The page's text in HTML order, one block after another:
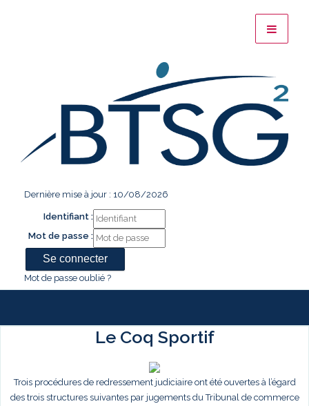
Dernière mise à jour : 10/08/2026
Identifiant :
Mot de passe :
Mot de passe oublié ?
Le Coq Sportif
Trois procédures de redressement judiciaire ont été ouvertes à l’égard
des trois structures suivantes par jugements du Tribunal de commerce